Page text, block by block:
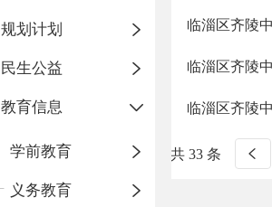
规划计划
民生公益
教育信息
学前教育
义务教育
临淄区齐陵
临淄区齐陵
临淄区齐陵
共 33 条